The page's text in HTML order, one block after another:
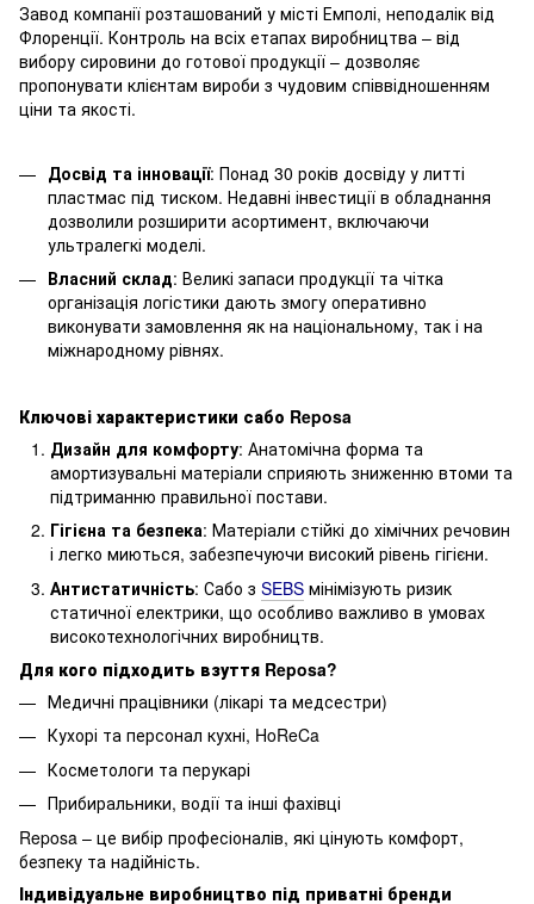
Завод компанії розташований у місті Емполі, неподалік від
Флоренції. Контроль на всіх етапах виробництва – від
вибору сировини до готової продукції – дозволяє
пропонувати клієнтам вироби з чудовим співвідношенням
ціни та якості.
Досвід та інновації: Понад 30 років досвіду у литті
пластмас під тиском. Недавні інвестиції в обладнання
дозволили розширити асортимент, включаючи
ультралегкі моделі.
Власний склад: Великі запаси продукції та чітка
організація логістики дають змогу оперативно
виконувати замовлення як на національному, так і на
міжнародному рівнях.
Ключові характеристики сабо Reposa
Дизайн для комфорту: Анатомічна форма та
амортизувальні матеріали сприяють зниженню втоми та
підтриманню правильної постави.
Гігієна та безпека: Матеріали стійкі до хімічних речовин
і легко миються, забезпечуючи високий рівень гігієни.
Антистатичність: Сабо з SEBS мінімізують ризик
статичної електрики, що особливо важливо в умовах
високотехнологічних виробництв.
Для кого підходить взуття Reposa?
Медичні працівники (лікарі та медсестри)
Кухорі та персонал кухні, HoReCa
Косметологи та перукарі
Прибиральники, водії та інші фахівці
Reposa – це вибір професіоналів, які цінують комфорт,
безпеку та надійність.
Індивідуальне виробництво під приватні бренди